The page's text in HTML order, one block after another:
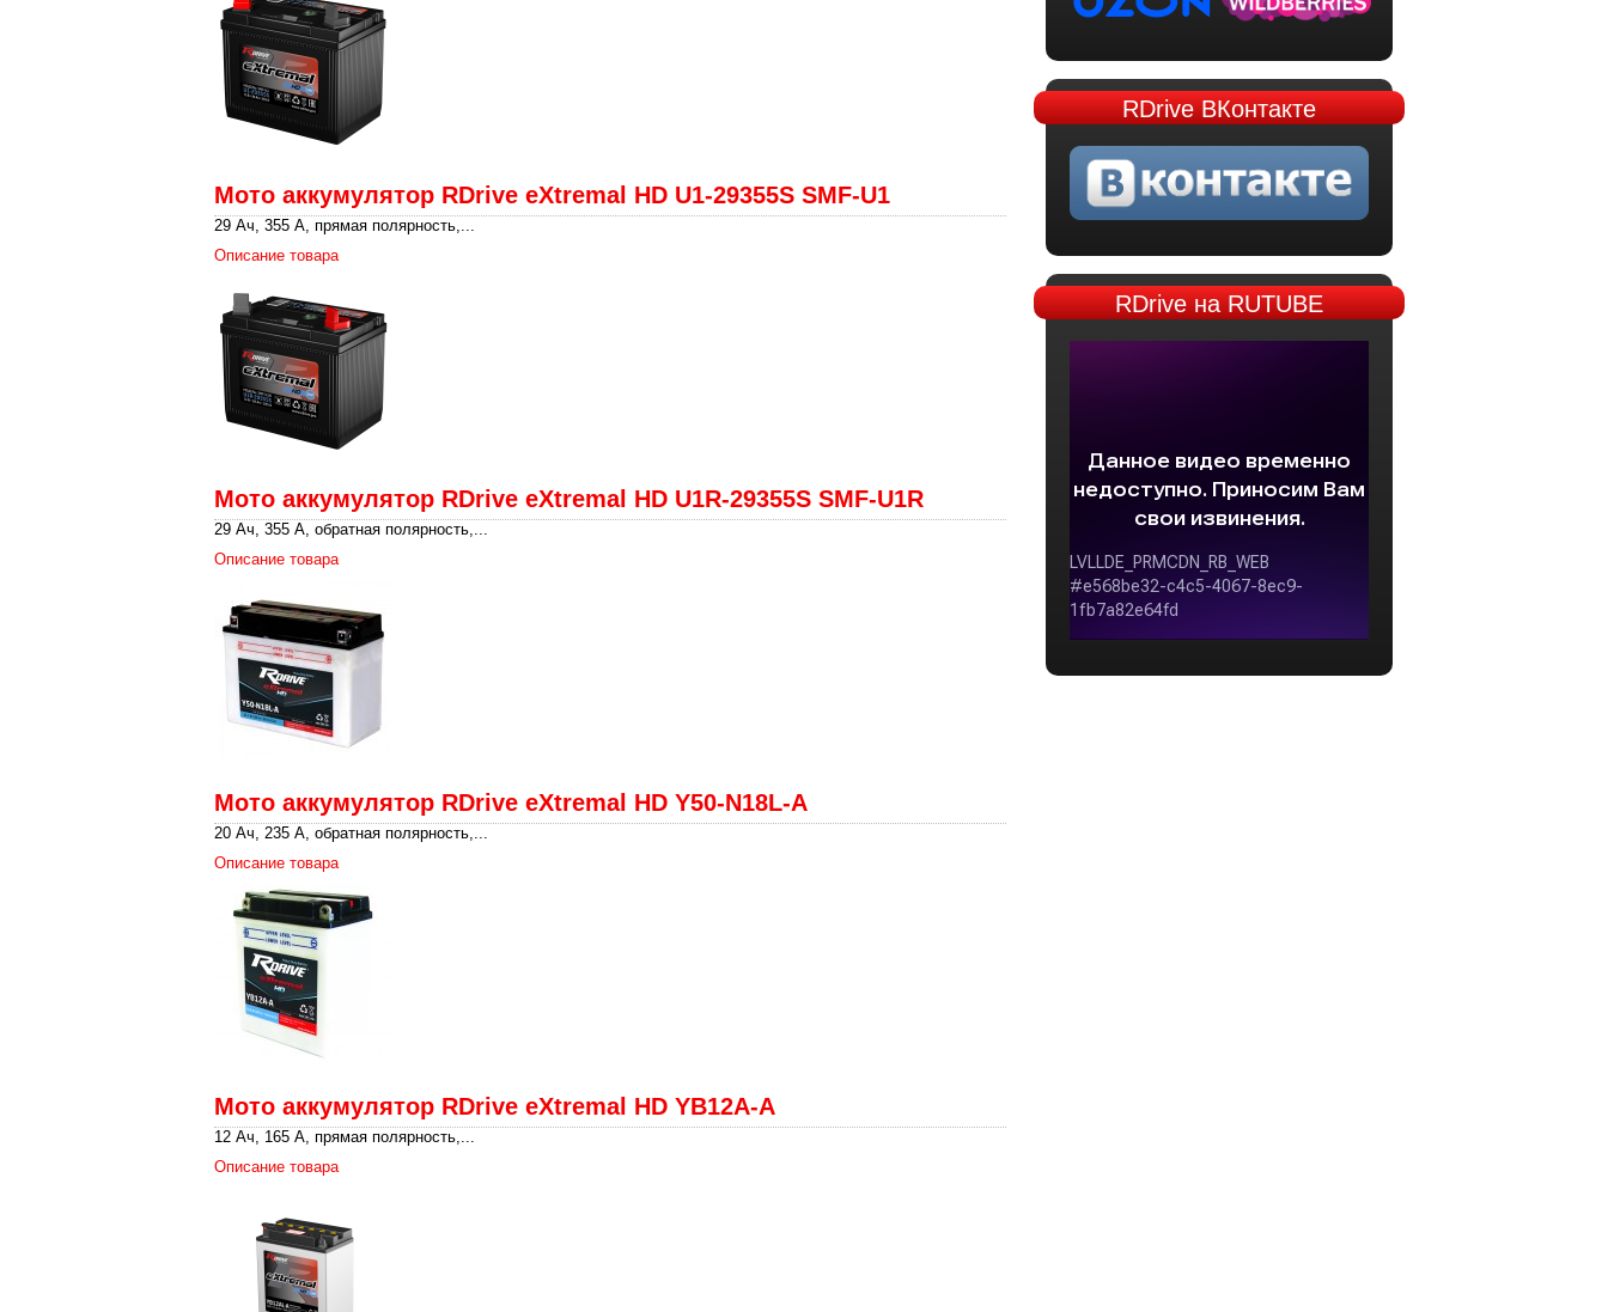
Мото аккумулятор RDrive eXtremal HD U1-29355S SMF-U1
29 Ач, 355 А, прямая полярность,...
Описание товара
Мото аккумулятор RDrive eXtremal HD U1R-29355S SMF-U1R
29 Ач, 355 А, обратная полярность,...
Описание товара
Мото аккумулятор RDrive eXtremal HD Y50-N18L-A
20 Ач, 235 А, обратная полярность,...
Описание товара
Мото аккумулятор RDrive eXtremal HD YB12A-A
12 Ач, 165 А, прямая полярность,...
Описание товара
RDriveВКонтакте
RDriveна RUTUBE